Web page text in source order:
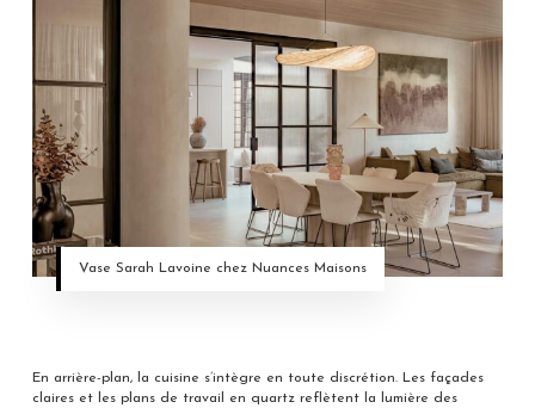
Vase Sarah Lavoine chez Nuances Maisons
En arrière-plan, la cuisine s’intègre en toute discrétion. Les façades
claires et les plans de travail en quartz reflètent la lumière des